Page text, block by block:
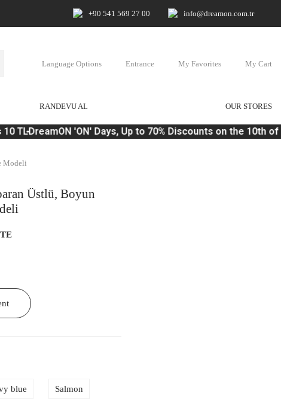
+90 541 569 27 00 info@dreamon.com.tr
Language Options Entrance My Favorites My Cart
RANDEVU AL OUR STORES
TLDreamON 'ON' Days, Up to 70% Discounts on the 10th of
Modeli
Üstlü, Boyun
blue Salmon